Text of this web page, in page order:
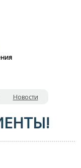
Новости